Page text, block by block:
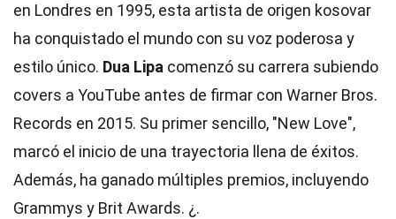
en Londres en 1995, esta artista de origen kosovar
ha conquistado el mundo con su voz poderosa y
estilo único. Dua Lipa comenzó su carrera subiendo
covers a YouTube antes de firmar con Warner Bros.
Records en 2015. Su primer sencillo, "New Love",
marcó el inicio de una trayectoria llena de éxitos.
Además, ha ganado múltiples premios, incluyendo
Grammys y Brit Awards. ¿.